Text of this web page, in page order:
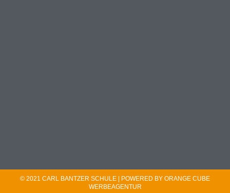
© 2021 CARL BANTZER SCHULE | POWERED BY ORANGE CUBE
WERBEAGENTUR